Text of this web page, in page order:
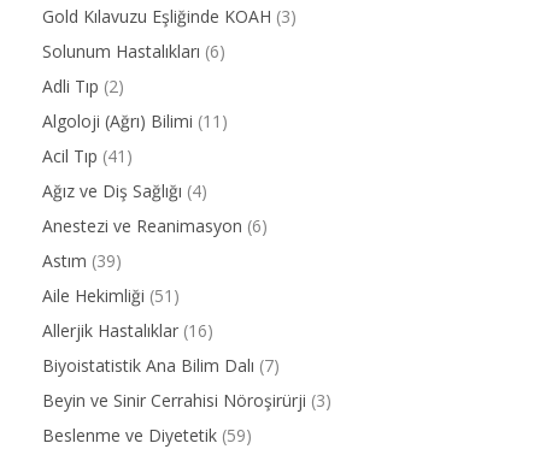
Gold Kılavuzu Eşliğinde KOAH (3)
Solunum Hastalıkları (6)
Adli Tıp (2)
Algoloji (Ağrı) Bilimi (11)
Acil Tıp (41)
Ağız ve Diş Sağlığı (4)
Anestezi ve Reanimasyon (6)
Astım (39)
Aile Hekimliği (51)
Allerjik Hastalıklar (16)
Biyoistatistik Ana Bilim Dalı (7)
Beyin ve Sinir Cerrahisi Nöroşirürji (3)
Beslenme ve Diyetetik (59)